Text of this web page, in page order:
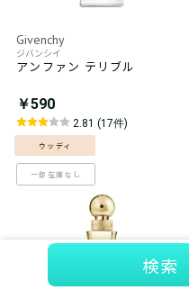
検索
Givenchy
ジバンシイ
アンファン テリブル
￥590
2.81 (17件)
ウッディ
一部在庫なし